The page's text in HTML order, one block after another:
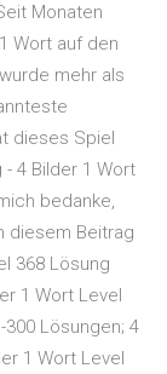
Monaten
Wort auf den
mehr als
dieses Spiel
4 Bilder 1 Wort
bedanke,
diesem Beitrag
368 Lösung
1 Wort Level
300 Lösungen; 4
1 Wort Level